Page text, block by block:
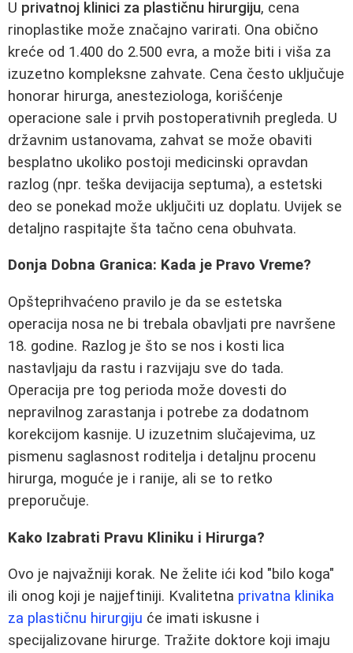
U privatnoj klinici za plastičnu hirurgiju, cena
rinoplastike može značajno varirati. Ona obično
kreće od 1.400 do 2.500 evra, a može biti i viša za
izuzetno kompleksne zahvate. Cena često uključuje
honorar hirurga, anesteziologa, korišćenje
operacione sale i prvih postoperativnih pregleda. U
državnim ustanovama, zahvat se može obaviti
besplatno ukoliko postoji medicinski opravdan
razlog (npr. teška devijacija septuma), a estetski
deo se ponekad može uključiti uz doplatu. Uvijek se
detaljno raspitajte šta tačno cena obuhvata.
Donja Dobna Granica: Kada je Pravo Vreme?
Opšteprihvaćeno pravilo je da se estetska
operacija nosa ne bi trebala obavljati pre navršene
18. godine. Razlog je što se nos i kosti lica
nastavljaju da rastu i razvijaju sve do tada.
Operacija pre tog perioda može dovesti do
nepravilnog zarastanja i potrebe za dodatnom
korekcijom kasnije. U izuzetnim slučajevima, uz
pismenu saglasnost roditelja i detaljnu procenu
hirurga, moguće je i ranije, ali se to retko
preporučuje.
Kako Izabrati Pravu Kliniku i Hirurga?
Ovo je najvažniji korak. Ne želite ići kod "bilo koga"
ili onog koji je najjeftiniji. Kvalitetna privatna klinika
za plastičnu hirurgiju će imati iskusne i
specijalizovane hirurge. Tražite doktore koji imaju